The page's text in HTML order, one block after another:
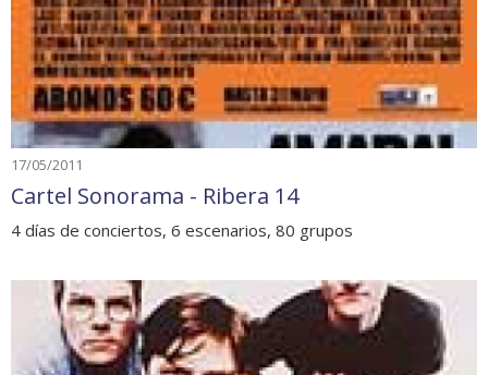
17/05/2011
Cartel Sonorama - Ribera 14
4 días de conciertos, 6 escenarios, 80 grupos